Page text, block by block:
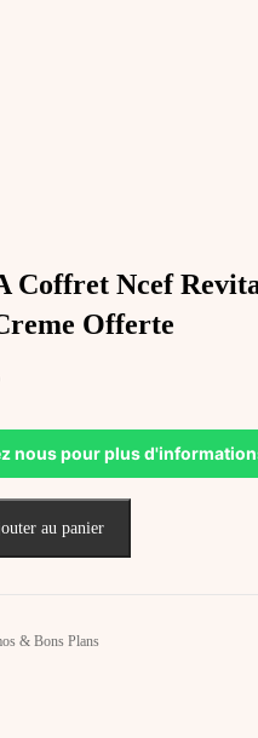
Coffret Ncef
Offerte
nous pour plus
au panier
& Bons Plans